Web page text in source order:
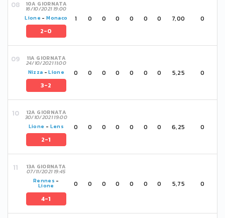
10A GIORNATA
16/10/2021 19:00
Lione -Monaco
2-0
1 0 0 0 0 0 0 7,00 0
11A GIORNATA
24/10/2021 11:00
Nizza -Lione
3-2
0 0 0 0 0 0 0 5,25 0
12A GIORNATA
30/10/2021 19:00
Lione - Lens
2-1
0 0 0 0 0 0 0 6,25 0
13A GIORNATA
07/11/2021 19:45
Rennes -
Lione
4-1
0 0 0 0 0 0 0 5,75 0